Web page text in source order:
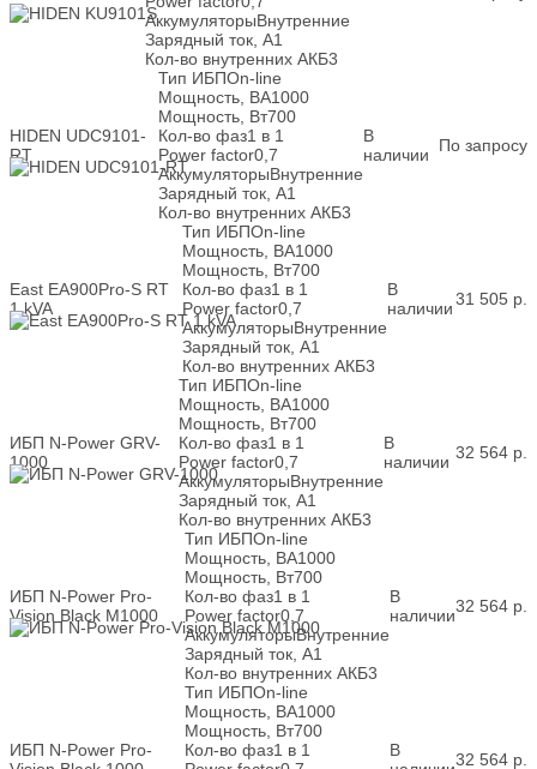
АккумуляторыВнутренние
Зарядный ток, А1
Кол-во внутренних АКБ3
HIDEN UDC9101-
RT
Тип ИБПOn-line
Мощность, ВА1000
Мощность, Вт700
Кол-во фаз1 в 1
Power factor0,7
АккумуляторыВнутренние
Зарядный ток, А1
Кол-во внутренних АКБ3
В
наличии
По запросу
East EA900Pro-S RT
1 kVA
Тип ИБПOn-line
Мощность, ВА1000
Мощность, Вт700
Кол-во фаз1 в 1
Power factor0,7
АккумуляторыВнутренние
Зарядный ток, А1
Кол-во внутренних АКБ3
В
наличии31 505 р.
ИБП N-Power GRV-
1000
Тип ИБПOn-line
Мощность, ВА1000
Мощность, Вт700
Кол-во фаз1 в 1
Power factor0,7
АккумуляторыВнутренние
Зарядный ток, А1
Кол-во внутренних АКБ3
В
наличии 32 564 р.
ИБП N-Power Pro-
Vision Black M1000
Тип ИБПOn-line
Мощность, ВА1000
Мощность, Вт700
Кол-во фаз1 в 1
Power factor0,7
АккумуляторыВнутренние
Зарядный ток, А1
Кол-во внутренних АКБ3
В
наличии32 564 р.
ИБП N-Power Pro-
Тип ИБПOn-line
Мощность, ВА1000
Мощность, Вт700
Кол-во фаз1 в 1
В
32 564 р.